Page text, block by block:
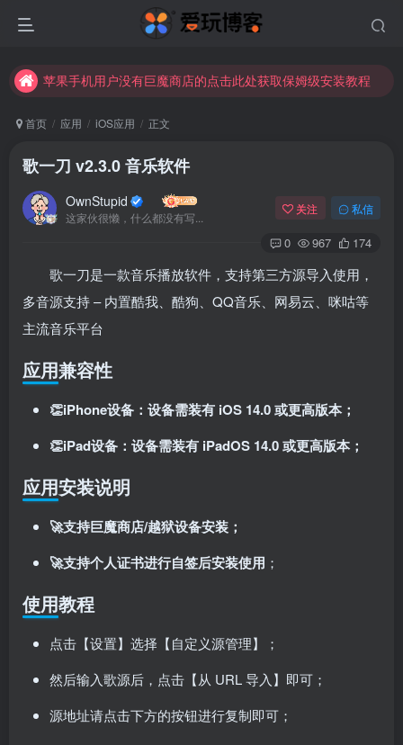
苹果手机用户没有巨魔商店的点击此处获取保姆级安装教程
苹果手机用户没有巨魔商店的点击此处获取保姆级安装教程
首页 应用 iOS应用 正文
歌一刀 v2.3.0 音乐软件
OwnStupid
这家伙很懒，什么都没有写...
关注 私信
0 967 174
歌一刀是一款音乐播放软件，支持第三方源导入使用，
多音源支持 – 内置酷我、酷狗、QQ音乐、网易云、咪咕等
主流音乐平台
应用兼容性
👏iPhone设备：设备需装有 iOS 14.0 或更高版本；
👏iPad设备：设备需装有 iPadOS 14.0 或更高版本；
应用安装说明
🚀支持巨魔商店/越狱设备安装；
🚀支持个人证书进行自签后安装使用 ；
使用教程
点击【设置】选择【自定义源管理】；
然后输入歌源后，点击【从 URL 导入】即可；
源地址请点击下方的按钮进行复制即可；